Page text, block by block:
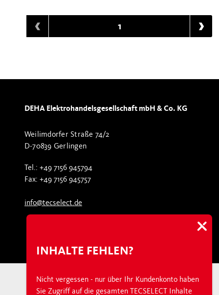
1
INHALTE FEHLEN?
Nicht vergessen - nur über Ihr Kundenkonto haben
Sie Zugriff auf die gesamten TECSELECT Inhalte
DEHA Elektrohandelsgesellschaft mbH & Co. KG
Weilimdorfer Straße 74/2
D-70839 Gerlingen
Tel.: +49 7156 945794
Fax: +49 7156 945757
info@tecselect.de